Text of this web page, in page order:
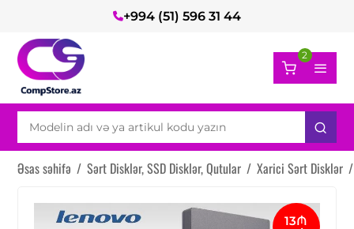
+994 (51) 596 31 44
2
Əsas səhifə / Sərt Disklər, SSD Disklər, Qutular / Xarici Sərt Disklər /
13₼